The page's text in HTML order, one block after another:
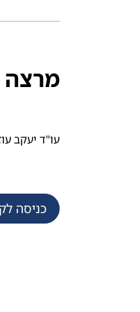
מרצה
עו"ד יעקב
כניסה